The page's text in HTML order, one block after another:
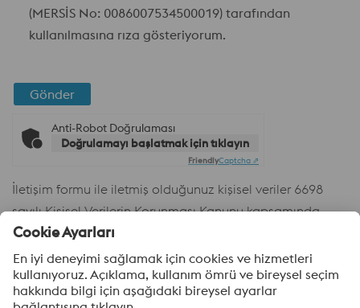
(MERSİS No: 0086007534500019) tarafından
kullanılmasına rıza gösteriyorum.
Gönder
Anti-Robot Doğrulaması
Doğrulamayı başlatmak için tıklayın
FriendlyCaptcha ⇗
İletişim formu ile iletmiş olduğunuz kişisel veriler 6698
sayılı Kişisel Verilerin Korunması Kanunu kapsamında
Şirketimiz voestalpine High Performance Metal A.Ş.
tarafından işlenmektedir. Aydınlatma
Metnineburadanulaşabilirsiniz.